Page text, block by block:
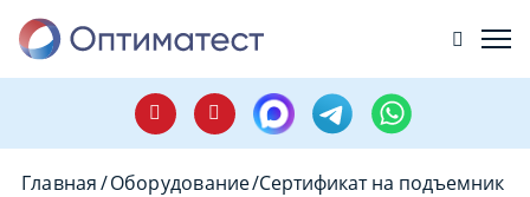
Главная/Оборудование/Сертификат на подъемник